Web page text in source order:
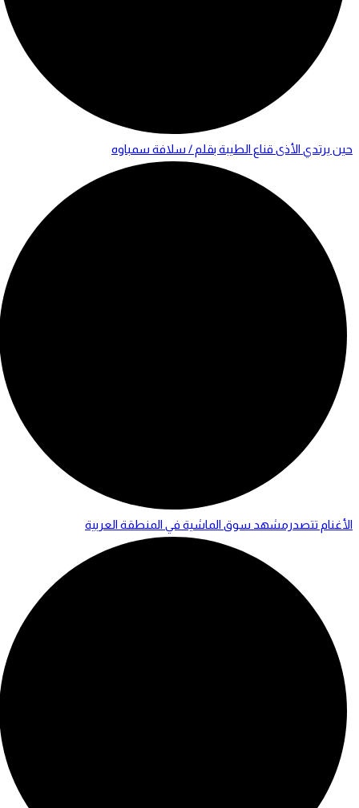
حين يرتدي الأذى قناع الطيبة بقلم / سلافة سمباوه
الأغنام تتصدرمشهد سوق الماشية في المنطقة العربية